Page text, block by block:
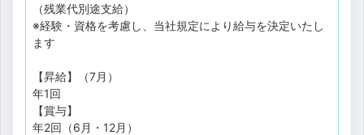
（残業代別途支給）
※経験・資格を考慮し、当社規定により給与を決定いたし
ます
【昇給】（7月）
年1回
【賞与】
年2回（6月・12月）